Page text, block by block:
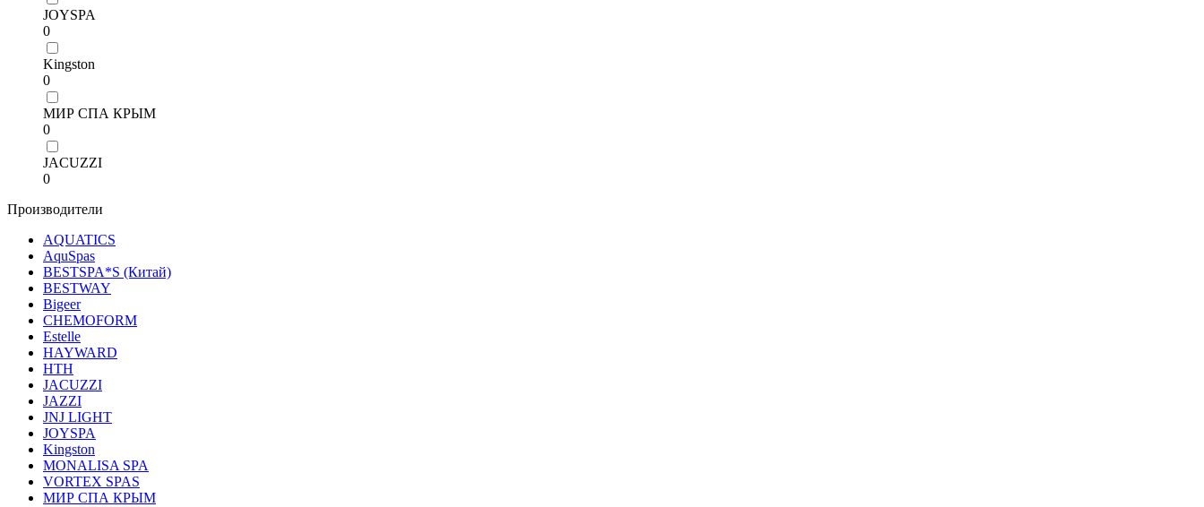
JOYSPA
0
Kingston
0
МИР СПА КРЫМ
0
JACUZZI
0
Производители
AQUATICS
AquSpas
BESTSPA*S (Китай)
BESTWAY
Bigeer
CHEMOFORM
Estelle
HAYWARD
HТН
JACUZZI
JAZZI
JNJ LIGHT
JOYSPA
Kingston
MONALISA SPA
VORTEX SPAS
МИР СПА КРЫМ